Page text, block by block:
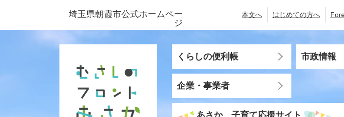
ジ
ュ
埼玉県朝霞市公式ホームペー
ジ
本文へ はじめての方へ
くらしの便利帳 市政情報
企業・事業者
あさか 子育て応援サイト